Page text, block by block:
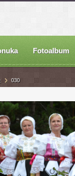
Fotoalbum
030